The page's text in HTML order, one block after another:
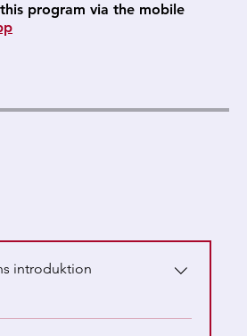
program via the mobile
introduktion